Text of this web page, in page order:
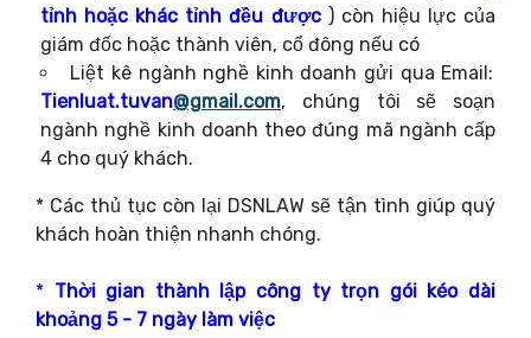
tỉnh hoặc khác tỉnh đều được ) còn hiệu lực của
giám đốc hoặc thành viên, cổ đông nếu có
Liệt kê ngành nghề kinh doanh gửi qua Email:
Tienluat.tuvan@gmail.com, chúng tôi sẽ soạn
ngành nghề kinh doanh theo đúng mã ngành cấp
4 cho quý khách.
* Các thủ tục còn lại DSNLAW sẽ tận tình giúp quý
khách hoàn thiện nhanh chóng.
* Thời gian thành lập công ty trọn gói kéo dài
khoảng 5 - 7 ngày làm việc